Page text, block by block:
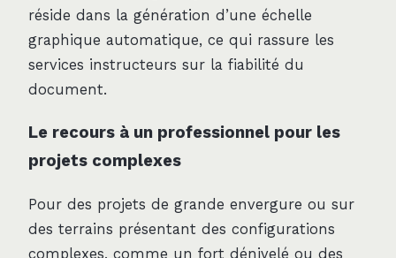
réside dans la génération d’une échelle
graphique automatique, ce qui rassure les
services instructeurs sur la fiabilité du
document.
Le recours à un professionnel pour les
projets complexes
Pour des projets de grande envergure ou sur
des terrains présentant des configurations
complexes, comme un fort dénivelé ou des